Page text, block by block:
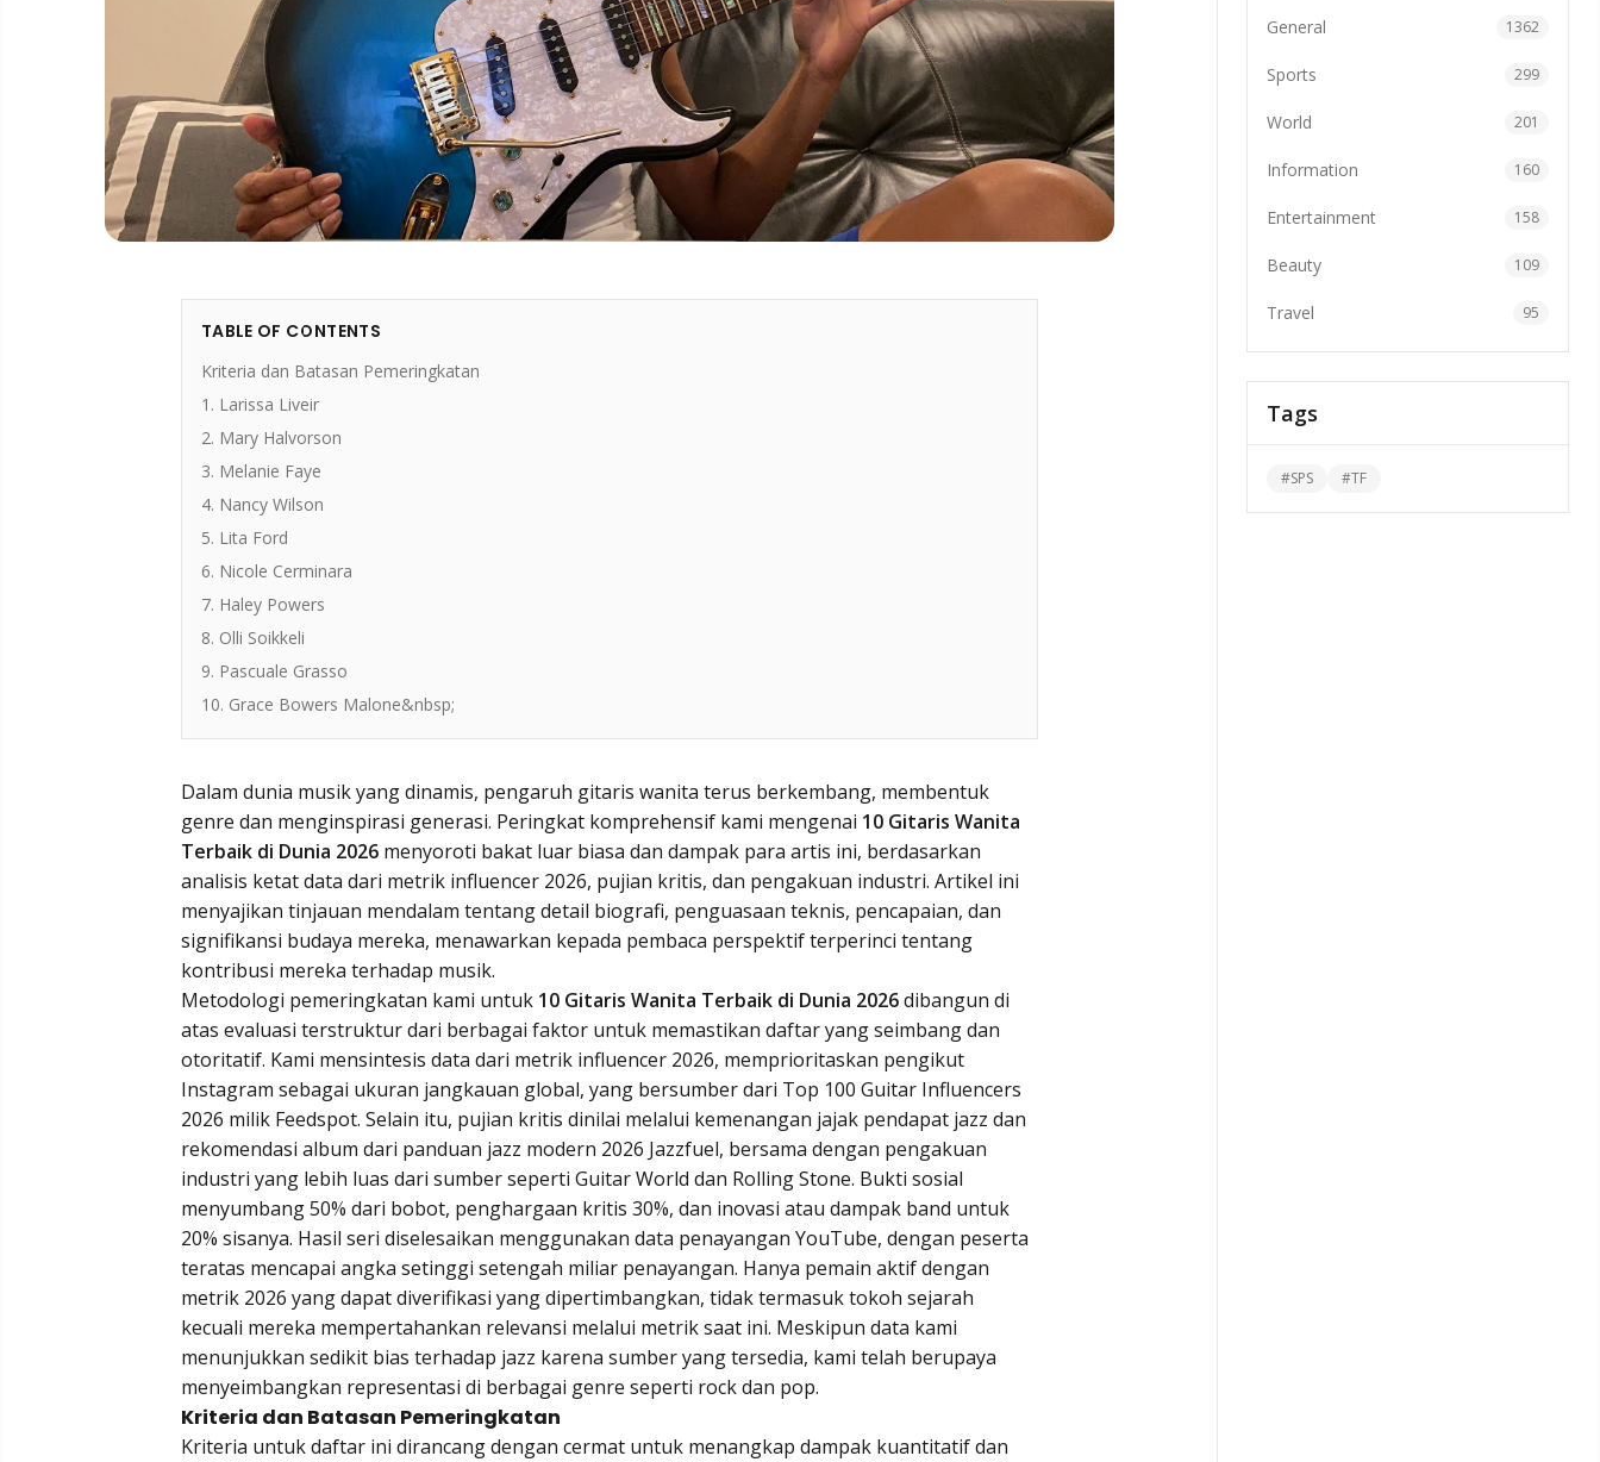
TABLE OF CONTENTS
Kriteria dan Batasan Pemeringkatan
1. Larissa Liveir
2. Mary Halvorson
3. Melanie Faye
4. Nancy Wilson
5. Lita Ford
6. Nicole Cerminara
7. Haley Powers
8. Olli Soikkeli
9. Pascuale Grasso
10. Grace Bowers Malone&nbsp;
Dalam dunia musik yang dinamis, pengaruh gitaris wanita terus berkembang, membentuk
genre dan menginspirasi generasi. Peringkat komprehensif kami mengenai 10 Gitaris Wanita
Terbaik di Dunia 2026 menyoroti bakat luar biasa dan dampak para artis ini, berdasarkan
analisis ketat data dari metrik influencer 2026, pujian kritis, dan pengakuan industri. Artikel ini
menyajikan tinjauan mendalam tentang detail biografi, penguasaan teknis, pencapaian, dan
signifikansi budaya mereka, menawarkan kepada pembaca perspektif terperinci tentang
kontribusi mereka terhadap musik.
Metodologi pemeringkatan kami untuk 10 Gitaris Wanita Terbaik di Dunia 2026dibangun di
atas evaluasi terstruktur dari berbagai faktor untuk memastikan daftar yang seimbang dan
otoritatif. Kami mensintesis data dari metrik influencer 2026, memprioritaskan pengikut
Instagram sebagai ukuran jangkauan global, yang bersumber dari Top 100 Guitar Influencers
2026 milik Feedspot. Selain itu, pujian kritis dinilai melalui kemenangan jajak pendapat jazz dan
rekomendasi album dari panduan jazz modern 2026 Jazzfuel, bersama dengan pengakuan
industri yang lebih luas dari sumber seperti Guitar World dan Rolling Stone. Bukti sosial
menyumbang 50% dari bobot, penghargaan kritis 30%, dan inovasi atau dampak band untuk
20% sisanya. Hasil seri diselesaikan menggunakan data penayangan YouTube, dengan peserta
teratas mencapai angka setinggi setengah miliar penayangan. Hanya pemain aktif dengan
metrik 2026 yang dapat diverifikasi yang dipertimbangkan, tidak termasuk tokoh sejarah
kecuali mereka mempertahankan relevansi melalui metrik saat ini. Meskipun data kami
menunjukkan sedikit bias terhadap jazz karena sumber yang tersedia, kami telah berupaya
menyeimbangkan representasi di berbagai genre seperti rock dan pop.
Kriteria dan Batasan Pemeringkatan
Kriteria untuk daftar ini dirancang dengan cermat untuk menangkap dampak kuantitatif dan
General 1362
Sports 299
World 201
Information 160
Entertainment 158
Beauty 109
Travel 95
Tags
#SPS #TF